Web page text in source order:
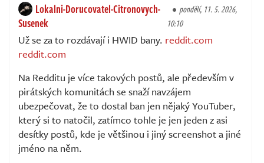
Lokalni-Dorucovatel-Citronovych-
Susenek
pondělí, 11. 5. 2026,
10:10
Už se za to rozdávají i HWID bany. reddit.com
reddit.com
Na Redditu je více takových postů, ale především v
pirátských komunitách se snaží navzájem
ubezpečovat, že to dostal ban jen nějaký YouTuber,
který si to natočil, zatímco tohle je jen jeden z asi
desítky postů, kde je většinou i jiný screenshot a jiné
jméno na něm.